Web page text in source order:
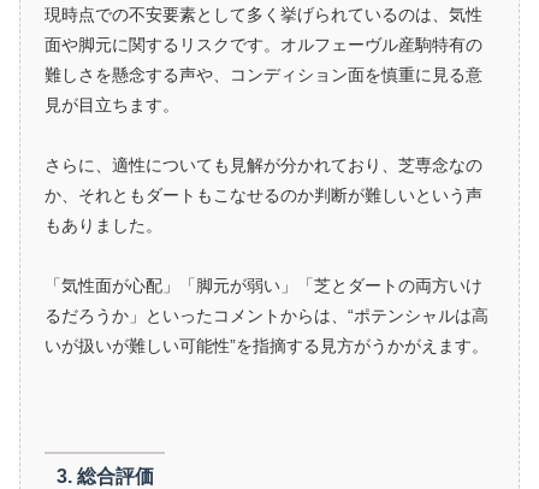
現時点での不安要素として多く挙げられているのは、気性
面や脚元に関するリスクです。オルフェーヴル産駒特有の
難しさを懸念する声や、コンディション面を慎重に見る意
見が目立ちます。
さらに、適性についても見解が分かれており、芝専念なの
か、それともダートもこなせるのか判断が難しいという声
もありました。
「気性面が心配」「脚元が弱い」「芝とダートの両方いけ
るだろうか」といったコメントからは、“ポテンシャルは高
いが扱いが難しい可能性”を指摘する見方がうかがえます。
3. 総合評価